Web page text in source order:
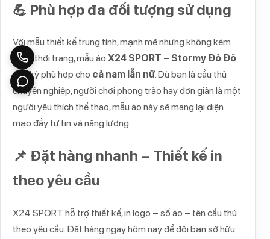
💪 Phù hợp đa đối tượng sử dụng
Với mẫu thiết kế trung tính, mạnh mẽ nhưng không kém
phần thời trang, mẫu áo X24 SPORT – Stormy Đỏ Đô
cực kỳ phù hợp cho cả nam lẫn nữ. Dù bạn là cầu thủ
chuyên nghiệp, người chơi phong trào hay đơn giản là một
người yêu thích thể thao, mẫu áo này sẽ mang lại diện
mạo đầy tự tin và năng lượng.
📌 Đặt hàng nhanh – Thiết kế in
theo yêu cầu
X24 SPORT hỗ trợ thiết kế, in logo – số áo – tên cầu thủ
theo yêu cầu. Đặt hàng ngay hôm nay để đội bạn sở hữu